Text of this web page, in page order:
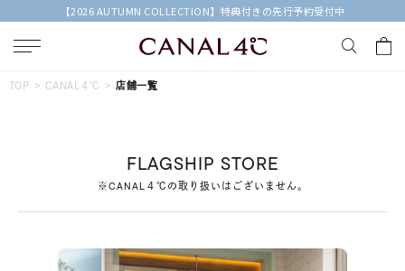
【2026 AUTUMN COLLECTION】特典付きの先行予約受付中
#ハーフエタニティリング #エタニティ
#ダイヤモンド ネックレス #eギフト
TOP CANAL４℃ 店舗一覧
FLAGSHIP STORE
※CANAL４℃の取り扱いはございません。